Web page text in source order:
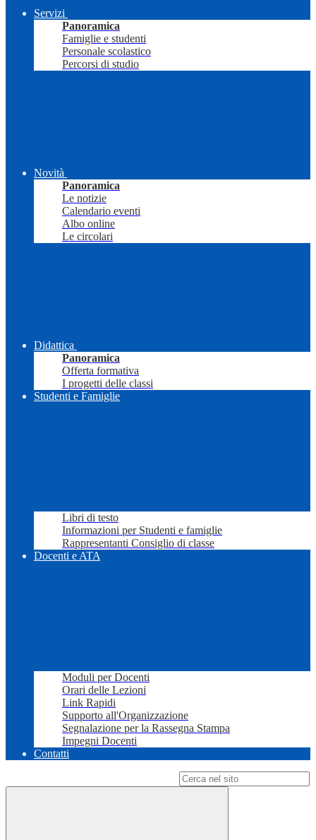
Servizi
Panoramica
Famiglie e studenti
Personale scolastico
Percorsi di studio
Novità
Panoramica
Le notizie
Calendario eventi
Albo online
Le circolari
Didattica
Panoramica
Offerta formativa
I progetti delle classi
Studenti e Famiglie
Libri di testo
Informazioni per Studenti e famiglie
Rappresentanti Consiglio di classe
Docenti e ATA
Moduli per Docenti
Orari delle Lezioni
Link Rapidi
Supporto all'Organizzazione
Segnalazione per la Rassegna Stampa
Impegni Docenti
Contatti